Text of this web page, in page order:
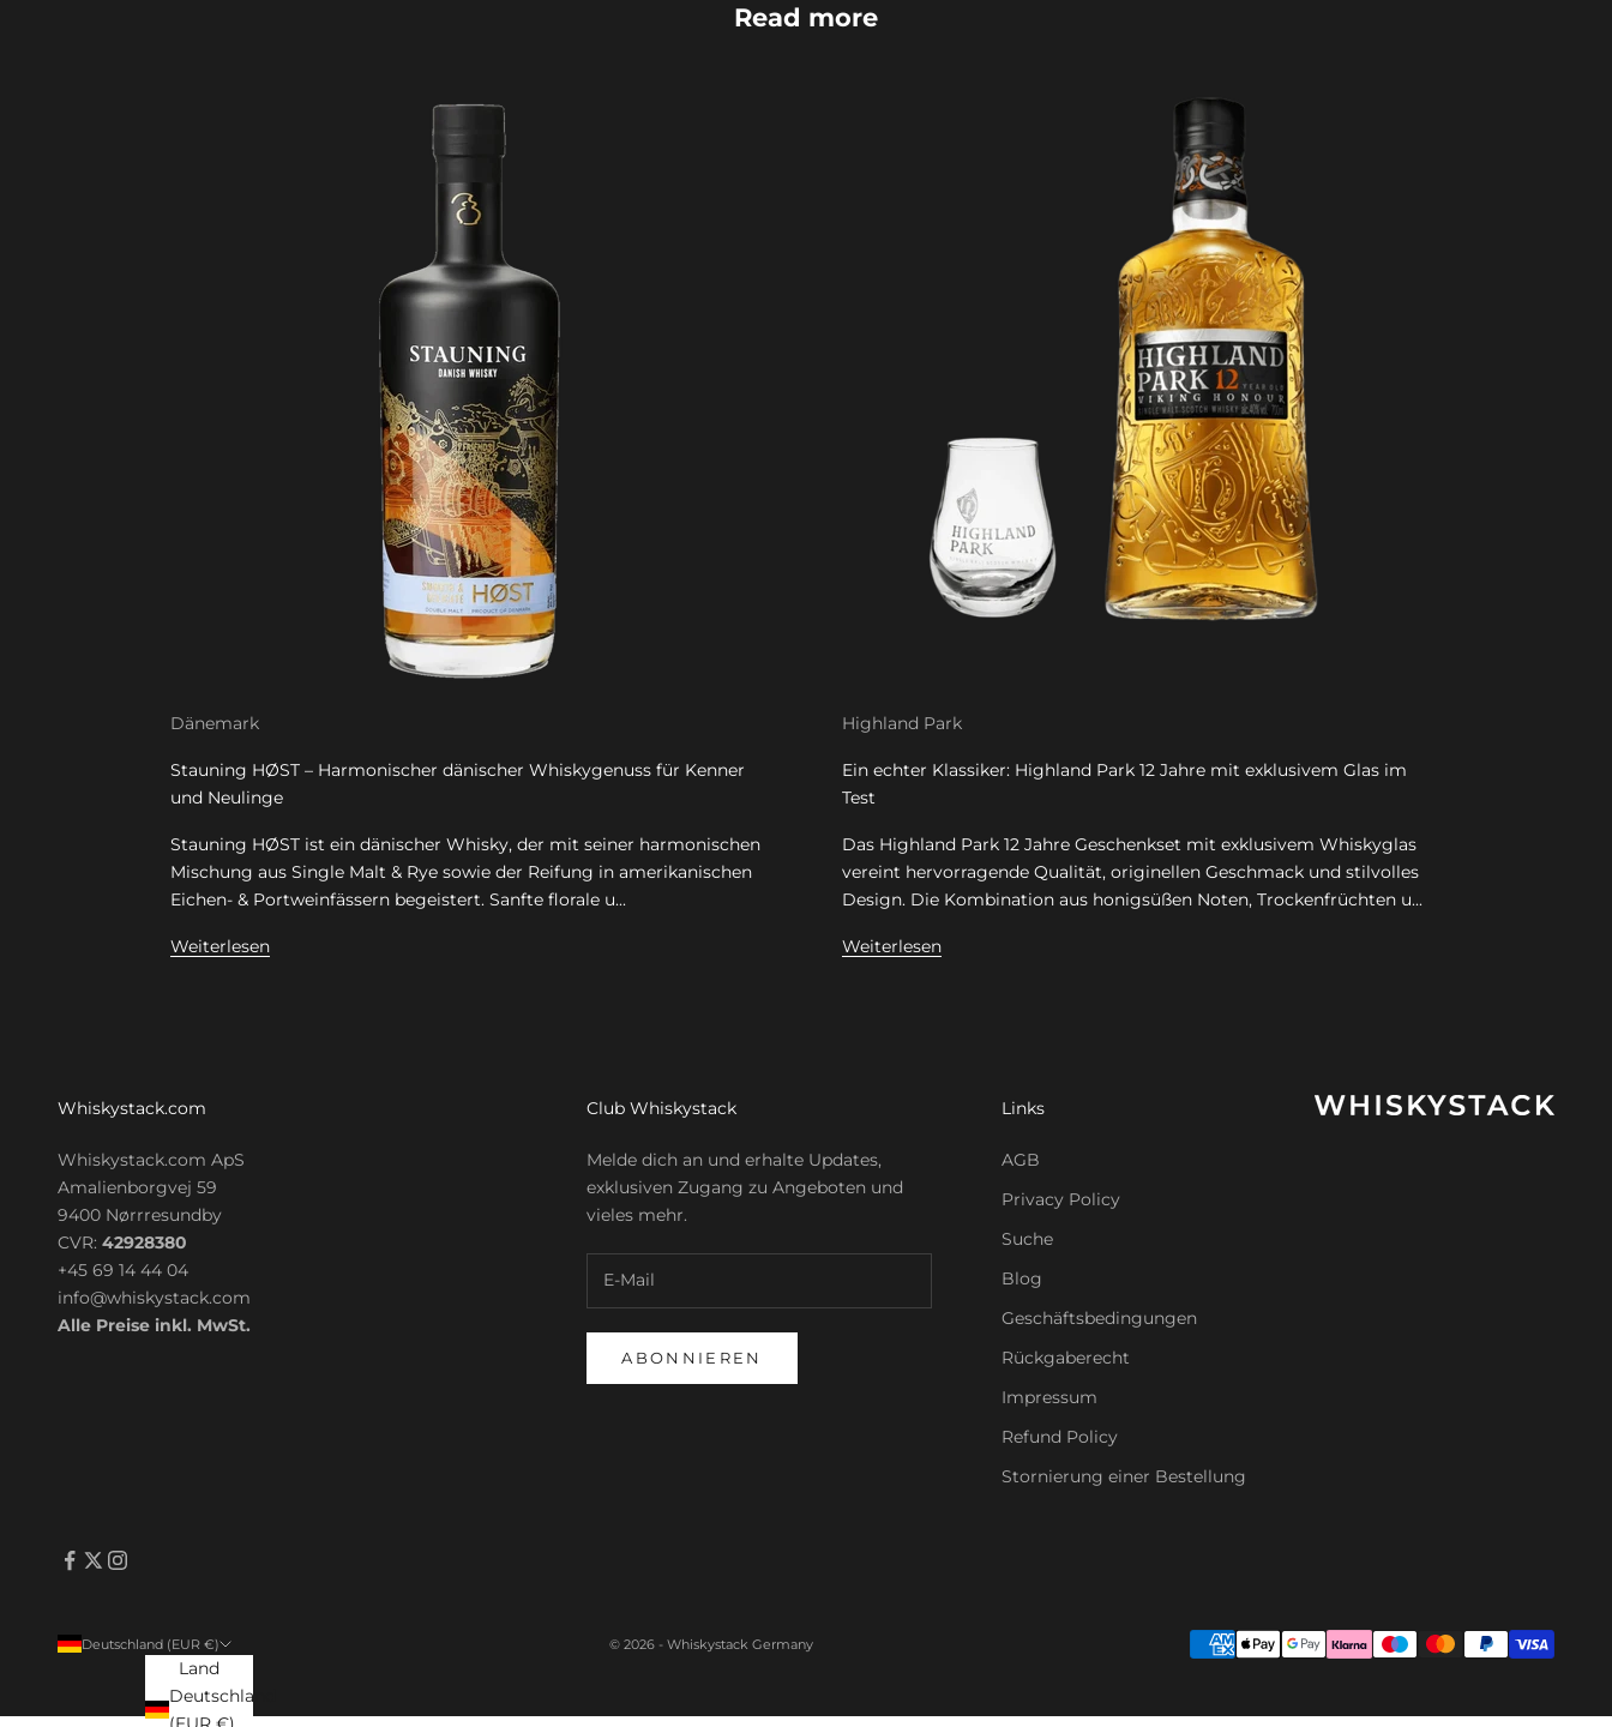
Read more
Dänemark
Stauning HØST – Harmonischer dänischer Whiskygenuss für Kenner
und Neulinge
Stauning HØST ist ein dänischer Whisky, der mit seiner harmonischen
Mischung aus Single Malt & Rye sowie der Reifung in amerikanischen
Eichen- & Portweinfässern begeistert. Sanfte florale u...
Weiterlesen
Highland Park
Ein echter Klassiker: Highland Park 12 Jahre mit exklusivem Glas im
Test
Das Highland Park 12 Jahre Geschenkset mit exklusivem Whiskyglas
vereint hervorragende Qualität, originellen Geschmack und stilvolles
Design. Die Kombination aus honigsüßen Noten, Trockenfrüchten u...
Weiterlesen
Whiskystack.com
Whiskystack.com ApS
Amalienborgvej 59
9400 Nørrresundby
CVR: 42928380
+45 69 14 44 04
info@whiskystack.com
Alle Preise inkl. MwSt.
Club Whiskystack
Melde dich an und erhalte Updates,
exklusiven Zugang zu Angeboten und
vieles mehr.
ABONNIEREN
Links
AGB
Privacy Policy
Suche
Blog
Geschäftsbedingungen
Rückgaberecht
Impressum
Refund Policy
Stornierung einer Bestellung
Deutschland (EUR €)
Land
Deutschland
© 2026 - Whiskystack Germany